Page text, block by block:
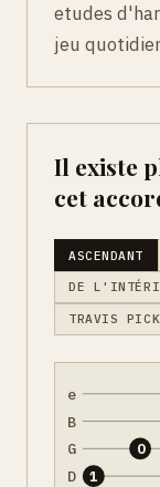
etudes
jeu
Il existe
cet
ASCENDANT
DE
TRAVIS
e
B
G
D 1
0